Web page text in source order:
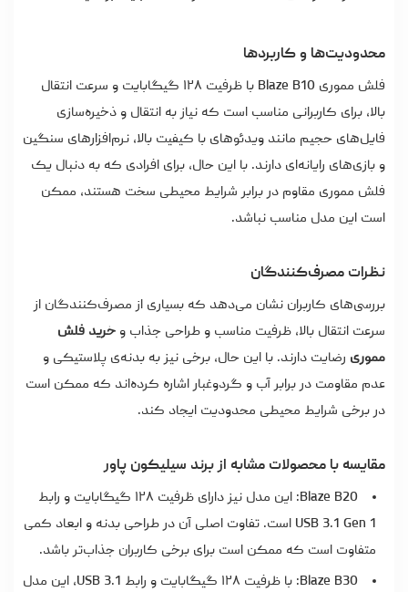
محدودیت‌ها و کاربردها
فلش مموری Blaze B10 با ظرفیت ۱۲۸ گیگابایت و سرعت انتقال
بالا، برای کاربرانی مناسب است که نیاز به انتقال و ذخیره‌سازی
فایل‌های حجیم مانند ویدئوهای با کیفیت بالا، نرم‌افزارهای سنگین
و بازی‌های رایانه‌ای دارند. با این حال، برای افرادی که به دنبال یک
فلش مموری مقاوم در برابر شرایط محیطی سخت هستند، ممکن
است این مدل مناسب نباشد.
نظرات مصرف‌کنندگان
بررسی‌های کاربران نشان می‌دهد که بسیاری از مصرف‌کنندگان از
سرعت انتقال بالا، ظرفیت مناسب و طراحی جذاب و خرید فلش
مموری رضایت دارند. با این حال، برخی نیز به بدنه‌ی پلاستیکی و
عدم مقاومت در برابر آب و گردوغبار اشاره کرده‌اند که ممکن است
در برخی شرایط محیطی محدودیت ایجاد کند.
مقایسه با محصولات مشابه از برند سیلیکون پاور
Blaze B20: این مدل نیز دارای ظرفیت ۱۲۸ گیگابایت و رابط
USB 3.1 Gen 1 است. تفاوت اصلی آن در طراحی بدنه و ابعاد کمی
متفاوت است که ممکن است برای برخی کاربران جذاب‌تر باشد.
Blaze B30: با ظرفیت ۱۲۸ گیگابایت و رابط USB 3.1، این مدل